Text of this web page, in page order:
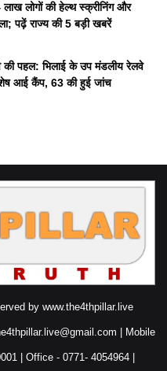
लाख लोगों की हेल्थ स्क्रीनिंग और
पढ़ें राज्य की 5 बड़ी खबरें
की पहल: भिलाई के उप मंडलीय रेलवे
आई कैंप, 63 की हुई जांच
by www.the4thpillar.live
| Mobile
| Office - 0771- 4054964 |